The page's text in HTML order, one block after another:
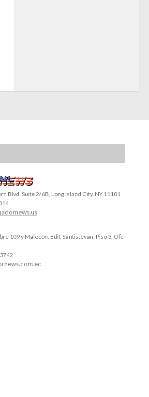
Blvd, Suite 2/6B, Long Island City, NY 11101
109 y Malecón, Edif. Santistevan, Piso 3, Ofi.